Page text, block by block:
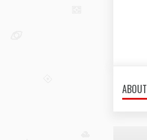
ABOUT